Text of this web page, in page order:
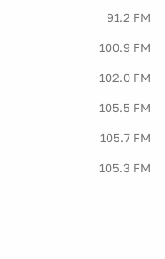
91.2 FM
100.9 FM
102.0 FM
105.5 FM
105.7 FM
105.3 FM